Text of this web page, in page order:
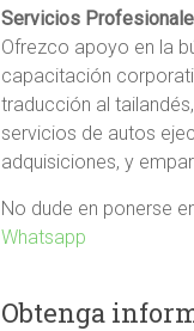
Servicios
Ofrezco apoyo en la
capacitación
traducción al
servicios de autos
adquisiciones, y
No dude en ponerse
Whatsapp
Obtenga